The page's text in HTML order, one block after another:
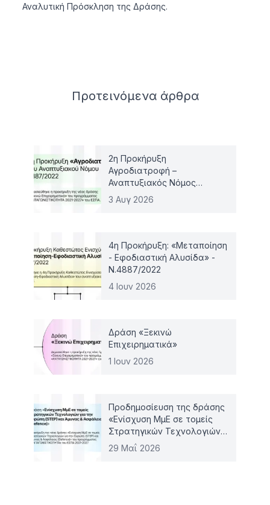
Αναλυτική Πρόσκληση της Δράσης.
Προτεινόμενα άρθρα
2η Προκήρυξη
Αγροδιατροφή –
Αναπτυξιακός Νόμος
4887/2022
3 Αυγ 2026
4η Προκήρυξη: «Μεταποίηση
- Εφοδιαστική Αλυσίδα» -
Ν.4887/2022
4 Ιουν 2026
Δράση «Ξεκινώ
Επιχειρηματικά»
1 Ιουν 2026
Προδημοσίευση της δράσης
«Ενίσχυση ΜμΕ σε τομείς
Στρατηγικών Τεχνολογιών
για την Ευρώπη (STEP) και
29 Μαΐ 2026